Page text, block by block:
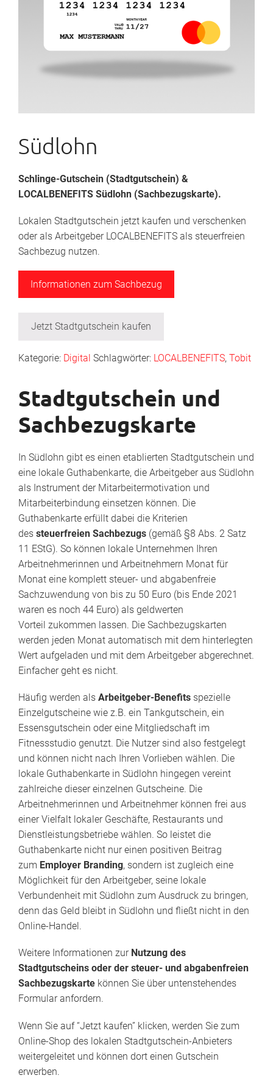
Südlohn
Schlinge-Gutschein (Stadtgutschein) &
LOCALBENEFITS Südlohn (Sachbezugskarte).
Lokalen Stadtgutschein jetzt kaufen und verschenken
oder als Arbeitgeber LOCALBENEFITS als steuerfreien
Sachbezug nutzen.
Informationen zum Sachbezug
Jetzt Stadtgutschein kaufen
Kategorie: Digital Schlagwörter: LOCALBENEFITS, Tobit
Stadtgutschein und
Sachbezugskarte
In Südlohn gibt es einen etablierten Stadtgutschein und
eine lokale Guthabenkarte, die Arbeitgeber aus Südlohn
als Instrument der Mitarbeitermotivation und
Mitarbeiterbindung einsetzen können. Die
Guthabenkarte erfüllt dabei die Kriterien
des steuerfreien Sachbezugs (gemäß §8 Abs. 2 Satz
11 EStG). So können lokale Unternehmen Ihren
Arbeitnehmerinnen und Arbeitnehmern Monat für
Monat eine komplett steuer- und abgabenfreie
Sachzuwendung von bis zu 50 Euro (bis Ende 2021
waren es noch 44 Euro) als geldwerten
Vorteil zukommen lassen. Die Sachbezugskarten
werden jeden Monat automatisch mit dem hinterlegten
Wert aufgeladen und mit dem Arbeitgeber abgerechnet.
Einfacher geht es nicht.
Häufig werden als Arbeitgeber-Benefits spezielle
Einzelgutscheine wie z.B. ein Tankgutschein, ein
Essensgutschein oder eine Mitgliedschaft im
Fitnessstudio genutzt. Die Nutzer sind also festgelegt
und können nicht nach Ihren Vorlieben wählen. Die
lokale Guthabenkarte in Südlohn hingegen vereint
zahlreiche dieser einzelnen Gutscheine. Die
Arbeitnehmerinnen und Arbeitnehmer können frei aus
einer Vielfalt lokaler Geschäfte, Restaurants und
Dienstleistungsbetriebe wählen. So leistet die
Guthabenkarte nicht nur einen positiven Beitrag
zum Employer Branding, sondern ist zugleich eine
Möglichkeit für den Arbeitgeber, seine lokale
Verbundenheit mit Südlohn zum Ausdruck zu bringen,
denn das Geld bleibt in Südlohn und fließt nicht in den
Online-Handel.
Weitere Informationen zur Nutzung des
Stadtgutscheins oder der steuer- und abgabenfreien
Sachbezugskarte können Sie über untenstehendes
Formular anfordern.
Wenn Sie auf “Jetzt kaufen” klicken, werden Sie zum
Online-Shop des lokalen Stadtgutschein-Anbieters
weitergeleitet und können dort einen Gutschein
erwerben.